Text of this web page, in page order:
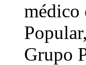
médico
Grupo